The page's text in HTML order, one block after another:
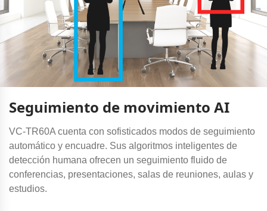
Seguimiento de movimiento AI
VC-TR60A cuenta con sofisticados modos de seguimiento
automático y encuadre. Sus algoritmos inteligentes de
detección humana ofrecen un seguimiento fluido de
conferencias, presentaciones, salas de reuniones, aulas y
estudios.